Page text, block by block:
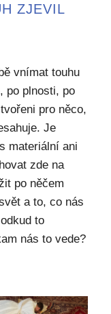
ZJEVIL
vnímat touhu
po plnosti, po
pro něco,
Je
materiální ani
zde na
po něčem
a to, co nás
to
nás to vede?